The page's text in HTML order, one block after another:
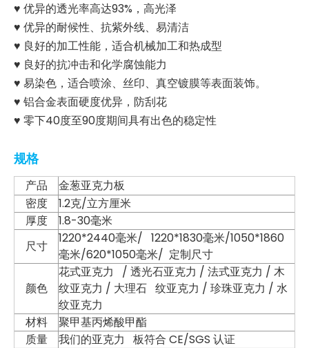
♥ 优异的透光率高达93%，高光泽
♥ 优异的耐候性、抗紫外线、易清洁
♥ 良好的加工性能，适合机械加工和热成型
♥ 良好的抗冲击和化学腐蚀能力
♥ 易染色，适合喷涂、丝印、真空镀膜等表面装饰。
♥ 铝合金表面硬度优异，防刮花
♥ 零下40度至90度期间具有出色的稳定性
规格
产品
金葱亚克力板
密度
1.2克/立方厘米
厚度
1.8-30毫米
尺寸
1220*2440毫米/ 1220*1830毫米/1050*1860
毫米/620*1050毫米/ 定制尺寸
颜色
花式亚克力 / 透光石亚克力 / 法式亚克力 / 木
纹亚克力 / 大理石 纹亚克力 / 珍珠亚克力 / 水
纹亚克力
材料
聚甲基丙烯酸甲酯
质量
我们的亚克力 板符合 CE/SGS 认证